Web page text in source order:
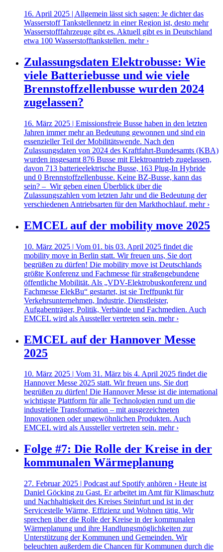
16. April 2025 | Allgemein lässt sich sagen: Je dichter das
Wasserstoff Tankstellennetz in einer Region ist, desto mehr
Wasserstofffahrzeuge gibt es. Aktuell gibt es in Deutschland
etwa 100 Wasserstofftankstellen. mehr ›
Zulassungsdaten Elektrobusse: Wie
viele Batteriebusse und wie viele
Brennstoffzellenbusse wurden 2024
zugelassen?
16. März 2025 | Emissionsfreie Busse haben in den letzten
Jahren immer mehr an Bedeutung gewonnen und sind ein
essenzieller Teil der Mobilitätswende. Nach den
Zulassungsdaten von 2024 des Kraftfahrt-Bundesamts (KBA)
wurden insgesamt 876 Busse mit Elektroantrieb zugelassen,
davon 713 batterieelektrische Busse, 163 Plug-In Hybride
und 0 Brennstoffzellenbusse. Keine BZ-Busse, kann das
sein? – Wir geben einen Überblick über die
Zulassungszahlen vom letzten Jahr und die Bedeutung der
verschiedenen Antriebsarten für den Markthochlauf. mehr ›
EMCEL auf der mobility move 2025
10. März 2025 | Vom 01. bis 03. April 2025 findet die
mobility move in Berlin statt. Wir freuen uns, Sie dort
begrüßen zu dürfen! Die mobility move ist Deutschlands
größte Konferenz und Fachmesse für straßengebundene
öffentliche Mobilität. Als „VDV-Elektrobuskonferenz und
Fachmesse ElekBu“ gestartet, ist sie Treffpunkt für
Verkehrsunternehmen, Industrie, Dienstleister,
Aufgabenträger, Politik, Verbände und Fachmedien. Auch
EMCEL wird als Aussteller vertreten sein. mehr ›
EMCEL auf der Hannover Messe
2025
10. März 2025 | Vom 31. März bis 4. April 2025 findet die
Hannover Messe 2025 statt. Wir freuen uns, Sie dort
begrüßen zu dürfen! Die Hannover Messe ist die international
wichtigste Plattform für alle Technologien rund um die
industrielle Transformation – mit ausgezeichneten
Innovationen oder ungewöhnlichen Produkten. Auch
EMCEL wird als Aussteller vertreten sein. mehr ›
Folge #7: Die Rolle der Kreise in der
kommunalen Wärmeplanung
27. Februar 2025 | Podcast auf Spotify anhören › Heute ist
Daniel Göcking zu Gast. Er arbeitet im Amt für Klimaschutz
und Nachhaltigkeit des Kreises Steinfurt und ist in der
Servicestelle Wärme, Effizienz und Wohnen tätig. Wir
sprechen über die Rolle der Kreise in der kommunalen
Wärmeplanung und ihre Handlungsmöglichkeiten zur
Unterstützung der Kommunen und Gemeinden. Wir
beleuchten außerdem die Chancen für Kommunen durch die